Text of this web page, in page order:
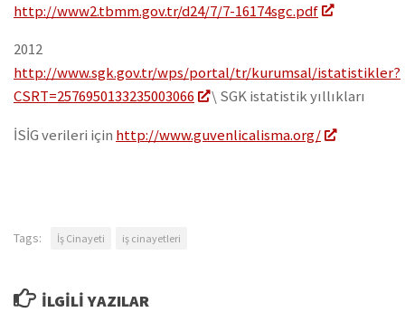
http://www2.tbmm.gov.tr/d24/7/7-16174sgc.pdf
2012
http://www.sgk.gov.tr/wps/portal/tr/kurumsal/istatistikler?
CSRT=2576950133235003066
\ SGK istatistik yıllıkları
İSİG verileri için http://www.guvenlicalisma.org/
Tags: İş Cinayeti iş cinayetleri
İLGILI YAZILAR